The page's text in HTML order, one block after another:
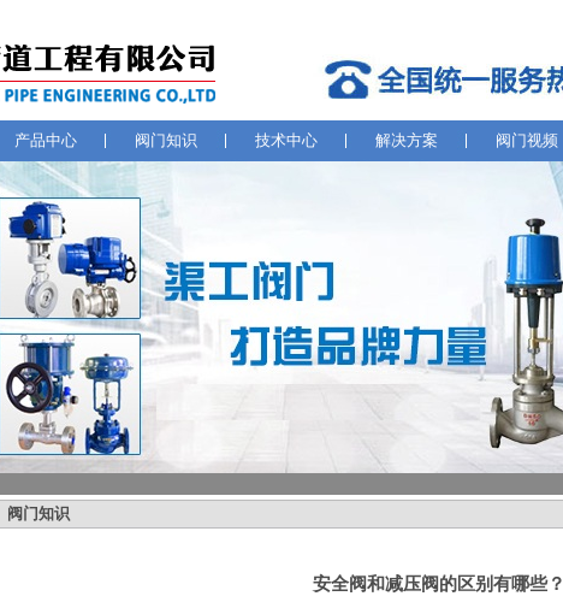
产品中心 阀门知识 技术中心 解决方案 阀门视频
阀门知识
安全阀和减压阀的区别有哪些？